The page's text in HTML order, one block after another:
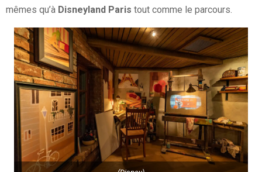
mêmes qu’à Disneyland Paris tout comme le parcours.